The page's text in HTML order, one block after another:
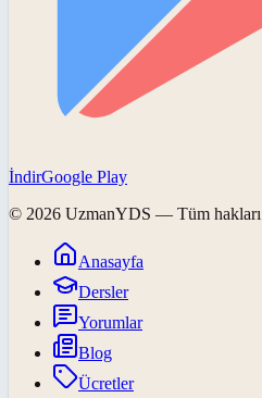
İndirGoogle Play
© 2026 UzmanYDS — Tüm hakları
Anasayfa
Dersler
Yorumlar
Blog
Ücretler